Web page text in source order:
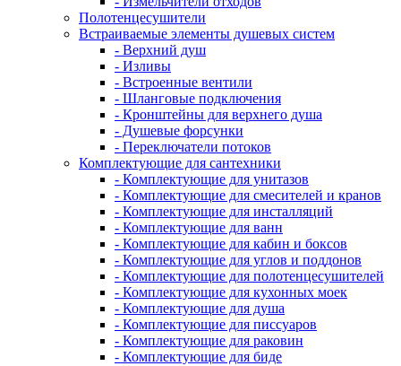
Полотенцесушители
Встраиваемые элементы душевых систем
- Верхний душ
- Изливы
- Встроенные вентили
- Шланговые подключения
- Кронштейны для верхнего душа
- Душевые форсунки
- Переключатели потоков
Комплектующие для сантехники
- Комплектующие для унитазов
- Комплектующие для смесителей и кранов
- Комплектующие для инсталляций
- Комплектующие для ванн
- Комплектующие для кабин и боксов
- Комплектующие для углов и поддонов
- Комплектующие для полотенцесушителей
- Комплектующие для кухонных моек
- Комплектующие для душа
- Комплектующие для писсуаров
- Комплектующие для раковин
- Комплектующие для биде